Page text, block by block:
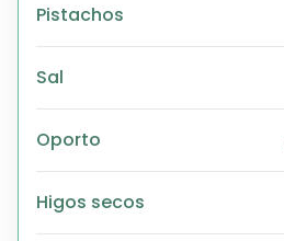
Pistachos
Sal
Oporto
Higos secos